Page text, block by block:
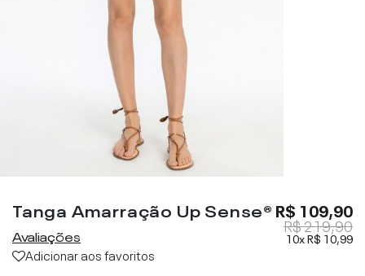
Tanga Amarração Up Sense®
Avaliações
Adicionar aos favoritos
R$ 109,90
R$ 219,90
10xR$ 10,99